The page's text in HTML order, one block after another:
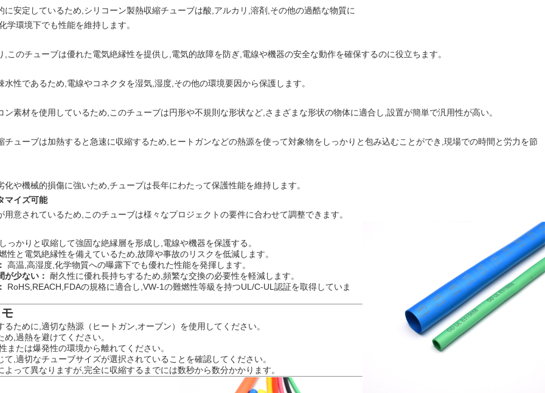
に安定しているため,シリコーン製熱収縮チューブは酸,アルカリ,溶剤,その他の過酷な物質に
学環境下でも性能を維持します。
,このチューブは優れた電気絶縁性を提供し,電気的故障を防ぎ,電線や機器の安全な動作を確保するのに役立ちます。
水性であるため,電線やコネクタを湿気,湿度,その他の環境要因から保護します。
ン素材を使用しているため,このチューブは円形や不規則な形状など,さまざまな形状の物体に適合し,設置が簡単で汎用性が高い。
チューブは加熱すると急速に収縮するため,ヒートガンなどの熱源を使って対象物をしっかりと包み込むことができ,現場での時間と労力を節
化や機械的損傷に強いため,チューブは長年にわたって保護性能を維持します。
マイズ可能
用意されているため,このチューブは様々なプロジェクトの要件に合わせて調整できます。
っかりと収縮して強固な絶縁層を形成し,電線や機器を保護する。
性と電気絶縁性を備えているため,故障や事故のリスクを低減します。
高温,高湿度,化学物質への曝露下でも優れた性能を発揮します。
が少ない： 耐久性に優れ長持ちするため,頻繁な交換の必要性を軽減します。
RoHS,REACH,FDAの規格に適合し,VW-1の難燃性等級を持つUL/C-UL認証を取得していま
るために,適切な熱源（ヒートガン,オーブン）を使用してください。
,過熱を避けてください。
または爆発性の環境から離れてください。
て,適切なチューブサイズが選択されていることを確認してください。
よって異なりますが,完全に収縮するまでには数秒から数分かかります。